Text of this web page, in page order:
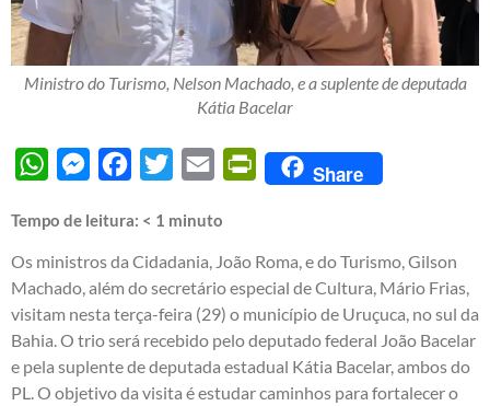
Ministro do Turismo, Nelson Machado, e a suplente de deputada
Kátia Bacelar
WhatsAppMessengerFacebook
Twitter Email PrintFriendly
Share
Tempo de leitura: < 1 minuto
Os ministros da Cidadania, João Roma, e do Turismo, Gilson
Machado, além do secretário especial de Cultura, Mário Frias,
visitam nesta terça-feira (29) o município de Uruçuca, no sul da
Bahia. O trio será recebido pelo deputado federal João Bacelar
e pela suplente de deputada estadual Kátia Bacelar, ambos do
PL. O objetivo da visita é estudar caminhos para fortalecer o